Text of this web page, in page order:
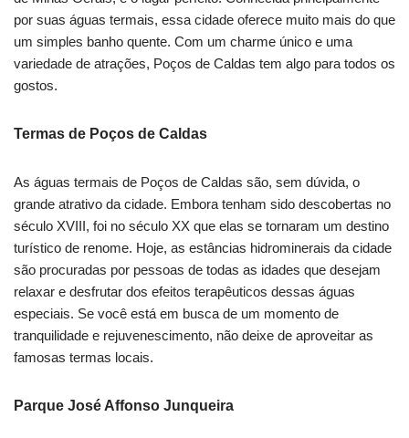
por suas águas termais, essa cidade oferece muito mais do que
um simples banho quente. Com um charme único e uma
variedade de atrações, Poços de Caldas tem algo para todos os
gostos.
Termas de Poços de Caldas
As águas termais de Poços de Caldas são, sem dúvida, o
grande atrativo da cidade. Embora tenham sido descobertas no
século XVIII, foi no século XX que elas se tornaram um destino
turístico de renome. Hoje, as estâncias hidrominerais da cidade
são procuradas por pessoas de todas as idades que desejam
relaxar e desfrutar dos efeitos terapêuticos dessas águas
especiais. Se você está em busca de um momento de
tranquilidade e rejuvenescimento, não deixe de aproveitar as
famosas termas locais.
Parque José Affonso Junqueira